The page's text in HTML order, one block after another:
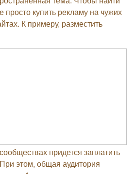
просто купить рекламу на чужих
К примеру, разместить
придется заплатить
этом, общая аудитория